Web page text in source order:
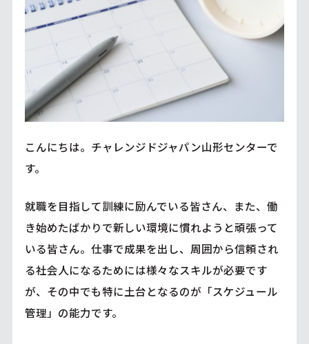
こんにちは。チャレンジドジャパン山形センターで
す。
就職を目指して訓練に励んでいる皆さん、また、働
き始めたばかりで新しい環境に慣れようと頑張って
いる皆さん。仕事で成果を出し、周囲から信頼され
る社会人になるためには様々なスキルが必要です
が、その中でも特に土台となるのが「スケジュール
管理」の能力です。